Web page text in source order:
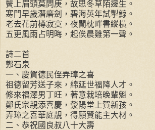
鬢上眉頭莫問庚，故思冬草陌邊生。
寒門早歲潛磨劍，碧海英年試掣鯨。
老去花前樽寂寞，夜闌枕畔書縱橫。
五更風雨占明晦，起俟晨雞第一聲。
詩二首
鄭石泉
一、慶賀德民侄弄璋之喜
祖德留芳送子來，綿延世福降人才。
修來福澤男丁旺，著意栽培晚輩魁。
鄭氏宗親添喜慶，滎陽堂上賀新孩。
弄璋之喜華庭靚，得願賢能主大材。
二、恭祝國良叔八十大壽